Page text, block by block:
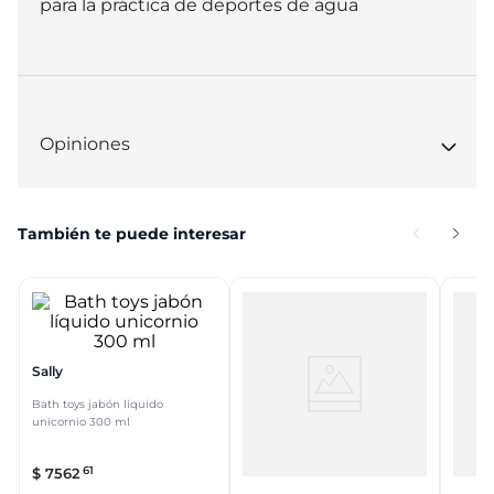
para la práctica de deportes de agua
Opiniones
También te puede interesar
Sally
Bath toys jabón líquido
unicornio 300 ml
$ 7562 61